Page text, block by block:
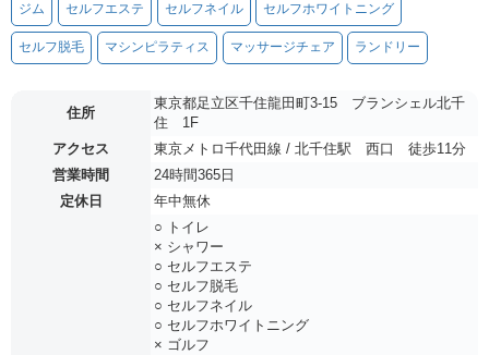
ジム セルフエステ セルフネイル セルフホワイトニング
セルフ脱毛 マシンピラティス マッサージチェア ランドリー
住所
東京都足立区千住龍田町3-15 ブランシェル北千
住 1F
アクセス
東京メトロ千代田線 / 北千住駅 西口 徒歩11分
営業時間
24時間365日
定休日
年中無休
○ トイレ
× シャワー
○ セルフエステ
○ セルフ脱毛
○ セルフネイル
○ セルフホワイトニング
× ゴルフ